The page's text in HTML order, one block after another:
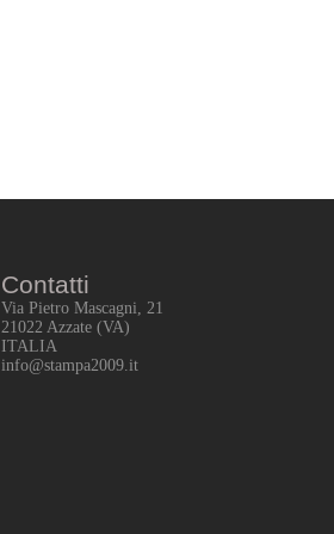
Contatti
Via Pietro Mascagni, 21
21022 Azzate (VA)
ITALIA
info@stampa2009.it